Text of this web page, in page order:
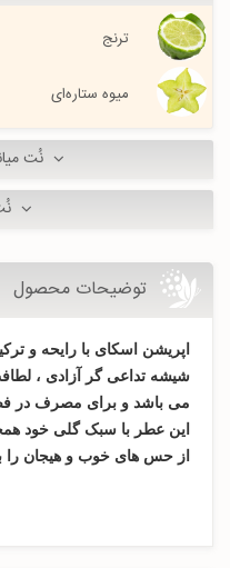
ترنج
میوه ستاره‌ای
نُت
توضیحات محصول
اپریشن اسکای با رایحه و
شيشه تداعی گر آزادی ،
می باشد و برای مصرف در
این عطر با سبک گلی خود
از حس های خوب و هیجان را